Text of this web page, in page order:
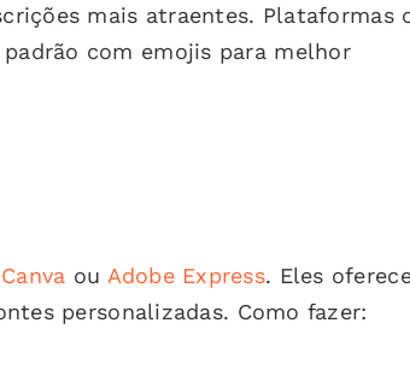
mais atraentes. Plataformas
com emojis para melhor
Canva ou Adobe Express. Eles
personalizadas. Como fazer: